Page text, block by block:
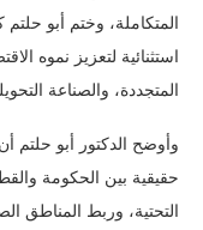
المتكاملة، وختم أبو
استثنائية لتعزيز نموه
المتجددة، والصناعة
وأوضح الدكتور أبو حلتم
حقيقية بين الحكومة
التحتية، وربط المناطق